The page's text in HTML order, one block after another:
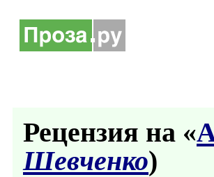
Рецензия на «
Шевченко)